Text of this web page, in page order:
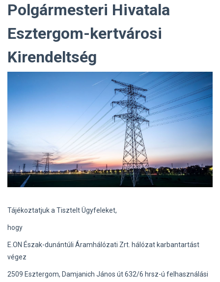
Polgármesteri Hivatala
Esztergom-kertvárosi
Kirendeltség
Tájékoztatjuk a Tisztelt Ügyfeleket,
hogy
E.ON Észak-dunántúli Áramhálózati Zrt. hálózat karbantartást
végez
2509 Esztergom, Damjanich János út 632/6 hrsz-ú felhasználási